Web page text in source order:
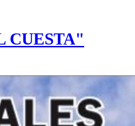
CUESTA"